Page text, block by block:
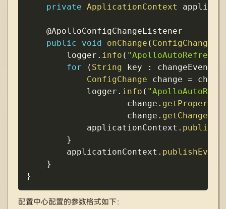
private ApplicationContext
@ApolloConfigChangeListener
public
void onChange (
        logger
. info (
for
( String key : changeEvent
ConfigChange change =
            logger
. info (
                    change
.
                    change
.
            applicationContext
.
}
        applicationContext
. publishEvent
}
}
配置中心配置的参数格式如下：